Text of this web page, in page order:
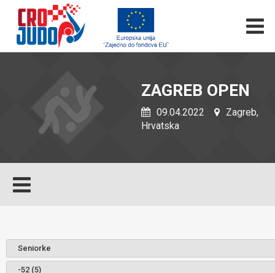
ZAGREB OPEN
09.04.2022
Zagreb,
Hrvatska